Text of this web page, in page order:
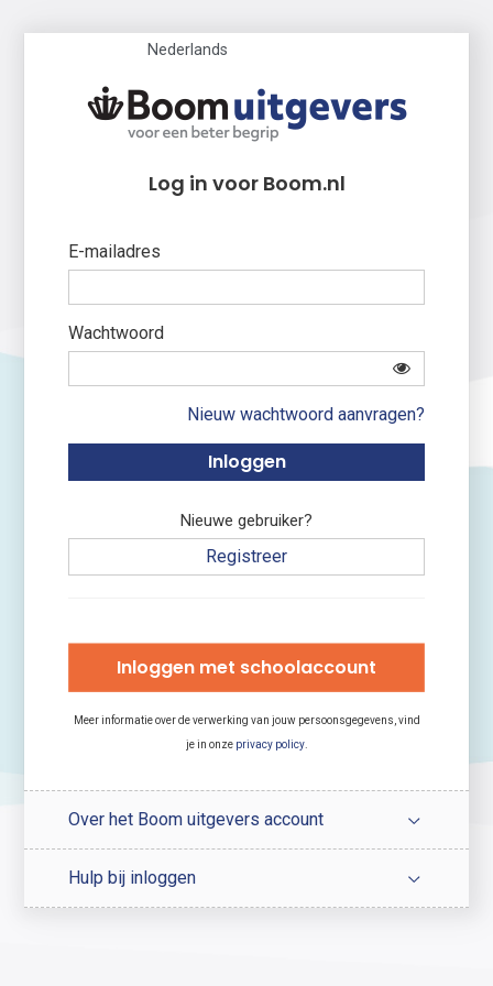
Nederlands
Log in voor Boom.nl
E-mailadres
Wachtwoord
Nieuw wachtwoord aanvragen?
Nieuwe gebruiker?
Registreer
Inloggen met schoolaccount
Meer informatie over de verwerking van jouw persoonsgegevens, vind
je in onze privacy policy.
Over het Boom uitgevers account
Hulp bij inloggen